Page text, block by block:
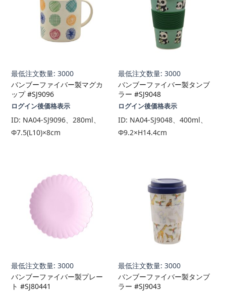
最低注文数量: 3000
バンブーファイバー製マグカ
ップ #SJ9096
ログイン後価格表示
ID: NA04-SJ9096、280ml、
Φ7.5(L10)×8cm
最低注文数量: 3000
バンブーファイバー製タンブ
ラー #SJ9048
ログイン後価格表示
ID: NA04-SJ9048、400ml、
Φ9.2×H14.4cm
最低注文数量: 3000
バンブーファイバー製プレー
ト #SJ80441
最低注文数量: 3000
バンブーファイバー製タンブ
ラー #SJ9043